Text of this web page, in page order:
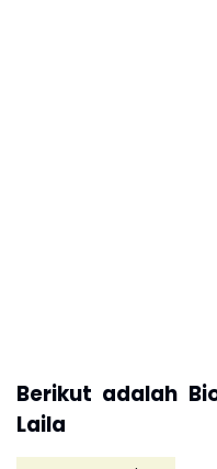
Berikut adalah
Laila